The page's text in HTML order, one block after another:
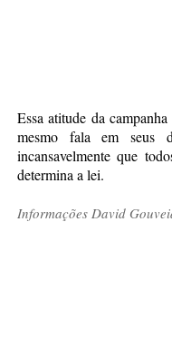
Essa atitude da
mesmo fala em seus
incansavelmente que
determina a lei.
Informações David